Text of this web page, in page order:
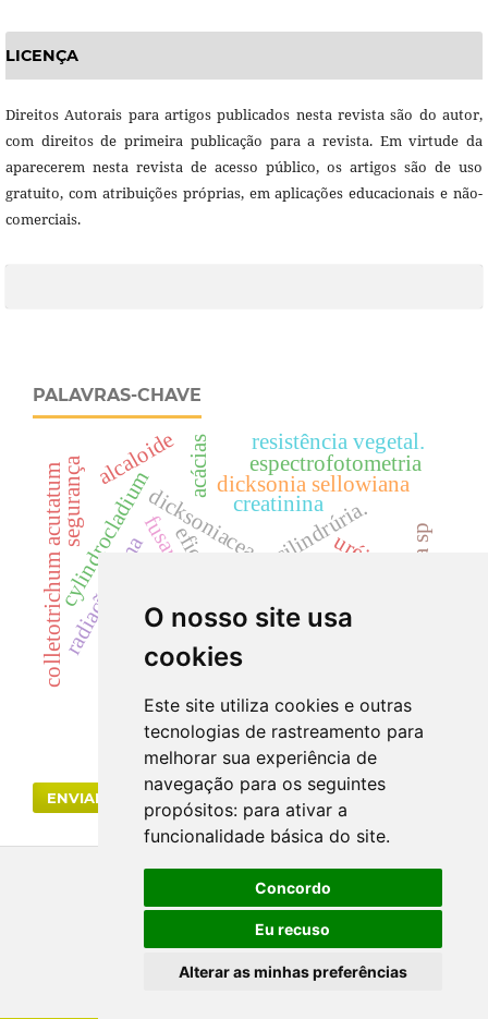
O nosso site usa
cookies
Este site utiliza cookies e outras
tecnologias de rastreamento para
melhorar sua experiência de
navegação para os seguintes
propósitos: para ativar a
funcionalidade básica do site.
Concordo
Eu recuso
Alterar as minhas preferências
LICENÇA
Direitos Autorais para artigos publicados nesta revista são do autor,
com direitos de primeira publicação para a revista. Em virtude da
aparecerem nesta revista de acesso público, os artigos são de uso
gratuito, com atribuições próprias, em aplicações educacionais e não-
comerciais.
PALAVRAS-CHAVE
creatinina
dicksoniaceaedicksonia sellowiana
cylindrocladium
colletotrichum acutatum fusarium oxysporum
acácias
cilindrúria.
uréia
hematúria drogas vegetais
radiação gama zanthoxylum
rutaceae
samambaia salmonella sp
espectrofotometria
resistência vegetal.
antracnose
segurança
eficácia
alcaloide
ENVIAR SUBMISSÃO